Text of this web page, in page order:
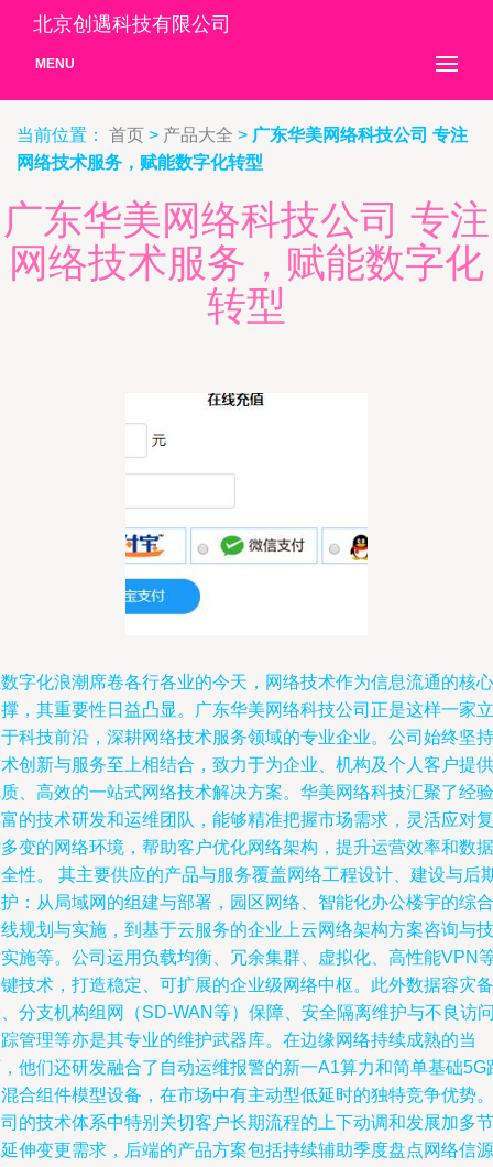
北京创遇科技有限公司
MENU
当前位置： 首页 > 产品大全 > 广东华美网络科技公司 专注
网络技术服务，赋能数字化转型
广东华美网络科技公司 专注
网络技术服务，赋能数字化
转型
字化浪潮席卷各行各业的今天，网络技术作为信息流通的核心
，其重要性日益凸显。广东华美网络科技公司正是这样一家立
科技前沿，深耕网络技术服务领域的专业企业。公司始终坚持
创新与服务至上相结合，致力于为企业、机构及个人客户提供
、高效的一站式网络技术解决方案。华美网络科技汇聚了经验
的技术研发和运维团队，能够精准把握市场需求，灵活应对复
变的网络环境，帮助客户优化网络架构，提升运营效率和数据
性。 其主要供应的产品与服务覆盖网络工程设计、建设与后
：从局域网的组建与部署，园区网络、智能化办公楼宇的综合
规划与实施，到基于云服务的企业上云网络架构方案咨询与技
施等。公司运用负载均衡、冗余集群、虚拟化、高性能VPN
技术，打造稳定、可扩展的企业级网络中枢。此外数据容灾备
分支机构组网（SD-WAN等）保障、安全隔离维护与不良访
管理等亦是其专业的维护武器库。在边缘网络持续成熟的当
他们还研发融合了自动运维报警的新一A1算力和简单基础5G
合组件模型设备，在市场中有主动型低延时的独特竞争优势。
的技术体系中特别关切客户长期流程的上下动调和发展加多节
伸变更需求，后端的产品方案包括持续辅助季度盘点网络信源